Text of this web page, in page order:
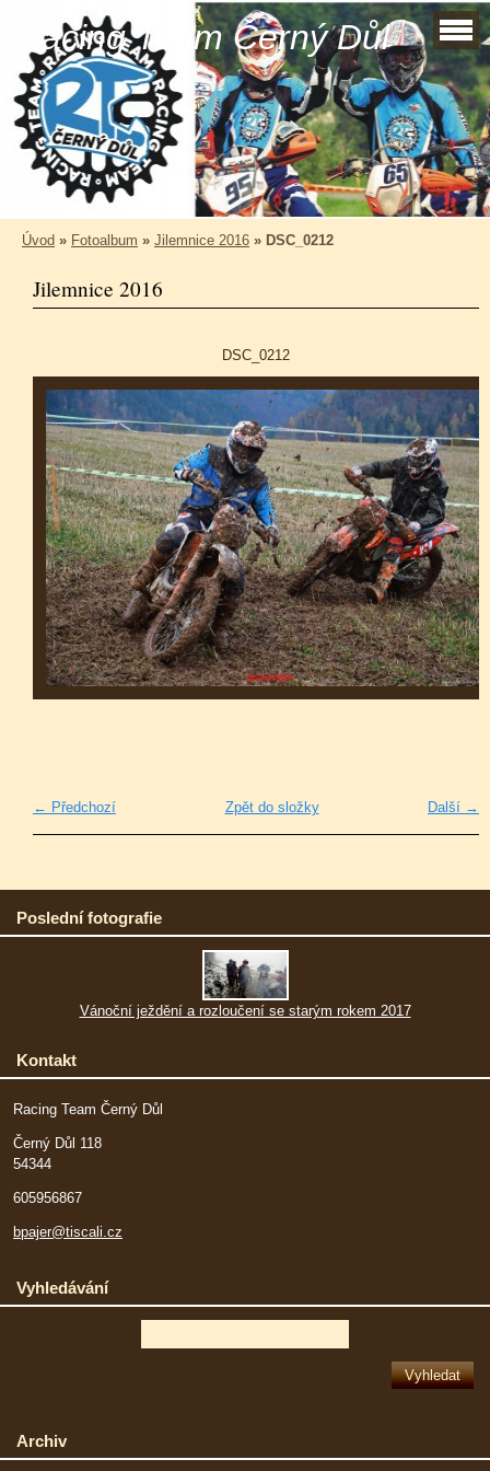
Racing Team Černý Důl
Úvod » Fotoalbum » Jilemnice 2016 » DSC_0212
Jilemnice 2016
DSC_0212
← Předchozí Další →
Zpět do složky
Poslední fotografie
Vánoční ježdění a rozloučení se starým rokem 2017
Kontakt
Racing Team Černý Důl
Černý Důl 118
54344
605956867
bpajer@tiscali.cz
Vyhledávání
Archiv